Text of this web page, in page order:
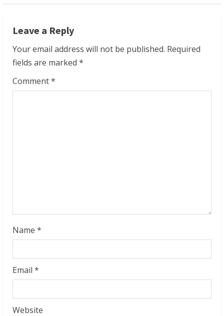
u
e
R
Leave a Reply
Your email address will not be published. Required
fields are marked *
Comment*
Name *
Email *
Website